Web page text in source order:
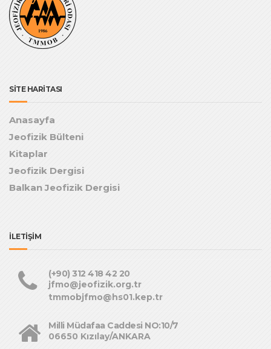
SİTE HARİTASI
Anasayfa
Jeofizik Bülteni
Kitaplar
Jeofizik Dergisi
Balkan Jeofizik Dergisi
İLETİŞİM
(+90) 312 418 42 20
jfmo@jeofizik.org.tr
tmmobjfmo@hs01.kep.tr
Milli Müdafaa Caddesi NO:10/7
06650 Kızılay/ANKARA